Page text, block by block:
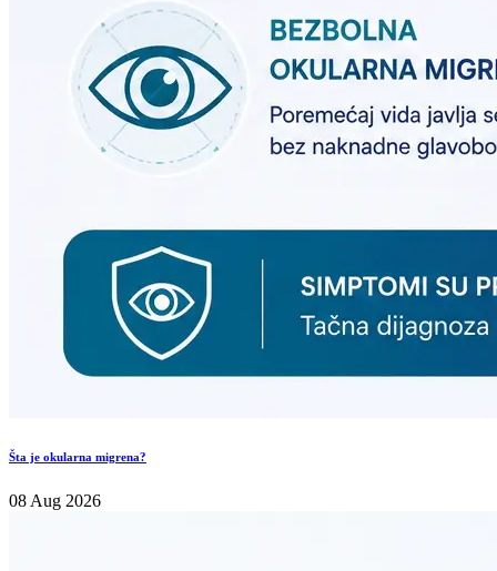
Šta je okularna migrena?
08 Aug 2026